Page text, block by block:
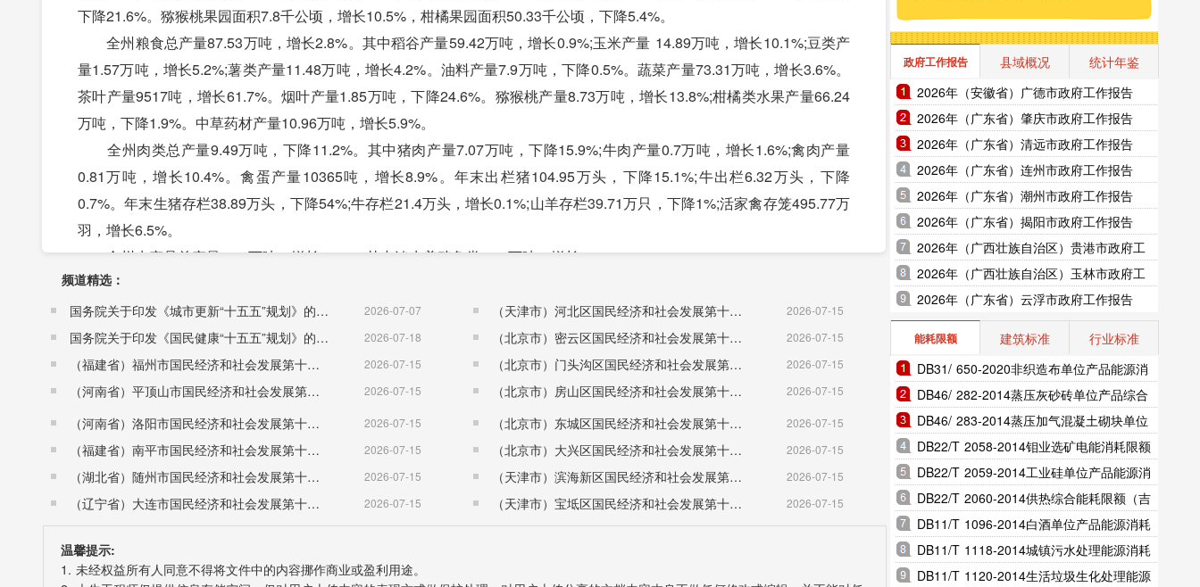
下降21.6%。猕猴桃果园面积7.8千公顷，增长10.5%，柑橘果园面积50.33千公顷，下降5.4%。
全州粮食总产量87.53万吨，增长2.8%。其中稻谷产量59.42万吨，增长0.9%;玉米产量 14.89万吨，增长10.1%;豆类产
量1.57万吨，增长5.2%;薯类产量11.48万吨，增长4.2%。油料产量7.9万吨，下降0.5%。蔬菜产量73.31万吨，增长3.6%。
茶叶产量9517吨，增长61.7%。烟叶产量1.85万吨，下降24.6%。猕猴桃产量8.73万吨，增长13.8%;柑橘类水果产量66.24
万吨，下降1.9%。中草药材产量10.96万吨，增长5.9%。
全州肉类总产量9.49万吨，下降11.2%。其中猪肉产量7.07万吨，下降15.9%;牛肉产量0.7万吨，增长1.6%;禽肉产量
0.81万吨，增长10.4%。禽蛋产量10365吨，增长8.9%。年末出栏猪104.95万头，下降15.1%;牛出栏6.32万头，下降
0.7%。年末生猪存栏38.89万头，下降54%;牛存栏21.4万头，增长0.1%;山羊存栏39.71万只，下降1%;活家禽存笼495.77万
羽，增长6.5%。
全州水产品总产量2.58万吨，增长4.5%。其中淡水养殖鱼类2.42万吨，增长4%。
全年共有农民专业合作社5761个，农产品加工企业938家，家庭农场2490户。全州共建成万亩特色产业标准园区24
个，建成高标准基本农田20.3万亩。实施�崭滩�业品改1.28万亩。全年农业机械总动力186.4万千瓦，化肥施用量(折
纯)6.53万吨，实现农村土地流转75.06万亩。
全年改善农田有效灌溉面积799公顷，新增节水灌溉面积280公顷。开工各类水利工程539处，投入资金5.4亿元。完成
水利工程土石方357.3万立方米，完成病险水库、水闸除险加固18座，治理水土流失面积15.8平方公里，治理坡耕地540公
顷，综合治理河道4.05千米。
三、工业和建筑业
全州工业增加值158.26亿元，增长7%。规模以上工业增加值增长7%，其中国有及控股企业增加值增长22.8%，大中型
工业企业增加值增长17.1%。规模工业主要行业增加值中，制造业增长9.8%，其中黑色金属冶炼和压延加工业、有色金属冶
炼和压延加工业分别增长13.6%、57.6%，食品制造业增长8.2%，酒、饮料和精制茶制造业增长15.6%，医药制造业下降
32.1%。电力热力燃气及水生产和供应业增长8.7%。园区规模以上工业增加值增长8%，占全州规模工业增加值比重为
52.1%。战略性新兴产业增加值增长2.8%。
频道精选：
国务院关于印发《城市更新“十五五”规划》的通知（国发〔2026〕12号）
2026-07-07
国务院关于印发《国民健康“十五五”规划》的通知 （国发〔2026〕23号） 2026-07-18
（福建省）福州市国民经济和社会发展第十五个五年规划纲要 2026-07-15
（河南省）平顶山市国民经济和社会发展第十五个五年规划纲要 2026-07-15
（河南省）洛阳市国民经济和社会发展第十五个五年规划纲要 2026-07-15
（福建省）南平市国民经济和社会发展第十五个五年规划纲要 2026-07-15
（湖北省）随州市国民经济和社会发展第十五个五年规划纲要 2026-07-15
（辽宁省）大连市国民经济和社会发展第十五个五年规划纲要 2026-07-15
（天津市）河北区国民经济和社会发展第十五个五年规划纲要 2026-07-15
（北京市）密云区国民经济和社会发展第十五个五年规划纲要 2026-07-15
（北京市）门头沟区国民经济和社会发展第十五个五年规划纲要 2026-07-15
（北京市）房山区国民经济和社会发展第十五个五年规划纲要 2026-07-15
（北京市）东城区国民经济和社会发展第十五个五年规划纲要 2026-07-15
（北京市）大兴区国民经济和社会发展第十五个五年规划纲要 2026-07-15
（天津市）滨海新区国民经济和社会发展第十五个五年规划纲要 2026-07-15
（天津市）宝坻区国民经济和社会发展第十五个五年规划纲要 2026-07-15
温馨提示:
1. 未经权益所有人同意不得将文件中的内容挪作商业或盈利用途。
政府工作报告 县域概况
统计年鉴
2026年（安徽省）广德市政府工作报告
2026年（广东省）肇庆市政府工作报告
2026年（广东省）清远市政府工作报告
2026年（广东省）连州市政府工作报告
2026年（广东省）潮州市政府工作报告
2026年（广东省）揭阳市政府工作报告
2026年（广西壮族自治区）贵港市政府工
作报告
2026年（广西壮族自治区）玉林市政府工
作报告
2026年（广东省）云浮市政府工作报告
能耗限额 建筑标准
行业标准
DB31/ 650-2020非织造布单位产品能源消
耗限额（上海市地方标准）
DB46/ 282-2014蒸压灰砂砖单位产品综合
能耗和电耗限额（海南省地方标准）
DB46/ 283-2014蒸压加气混凝土砌块单位
产品综合能耗和电耗限额（海南省地方标
准）
DB22/T 2058-2014钼业选矿电能消耗限额
（吉林省地方标准）
DB22/T 2059-2014工业硅单位产品能源消
耗限额（吉林省地方标准）
DB22/T 2060-2014供热综合能耗限额（吉
林省地方标准）
DB11/T 1096-2014白酒单位产品能源消耗
限额（北京市地方标准）
DB11/T 1118-2014城镇污水处理能源消耗
限额（北京市地方标准）
DB11/T 1120-2014生活垃圾生化处理能源